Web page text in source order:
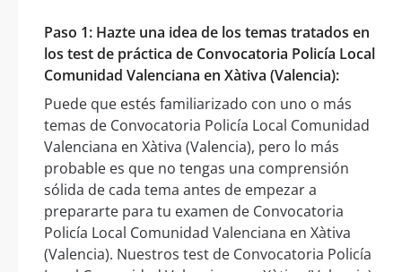
Paso 1: Hazte una idea de los temas tratados en
los test de práctica de Convocatoria Policía Local
Comunidad Valenciana en Xàtiva (Valencia):
Puede que estés familiarizado con uno o más
temas de Convocatoria Policía Local Comunidad
Valenciana en Xàtiva (Valencia), pero lo más
probable es que no tengas una comprensión
sólida de cada tema antes de empezar a
prepararte para tu examen de Convocatoria
Policía Local Comunidad Valenciana en Xàtiva
(Valencia). Nuestros test de Convocatoria Policía